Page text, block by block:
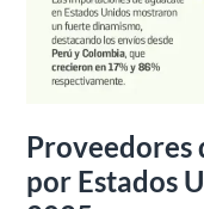
Proveedores
por Estados